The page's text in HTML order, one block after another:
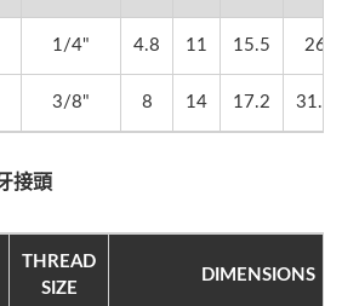
1/4" 4.8 11 15.5 26
3/8" 8 14 17.2 31.5
接頭
THREAD
SIZE
DIMENSIONS